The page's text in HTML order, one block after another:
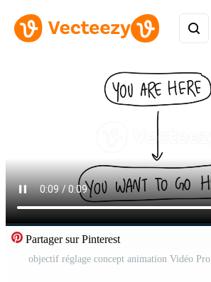
Partager sur Pinterest
objectif réglage concept animation Vidéo Pro